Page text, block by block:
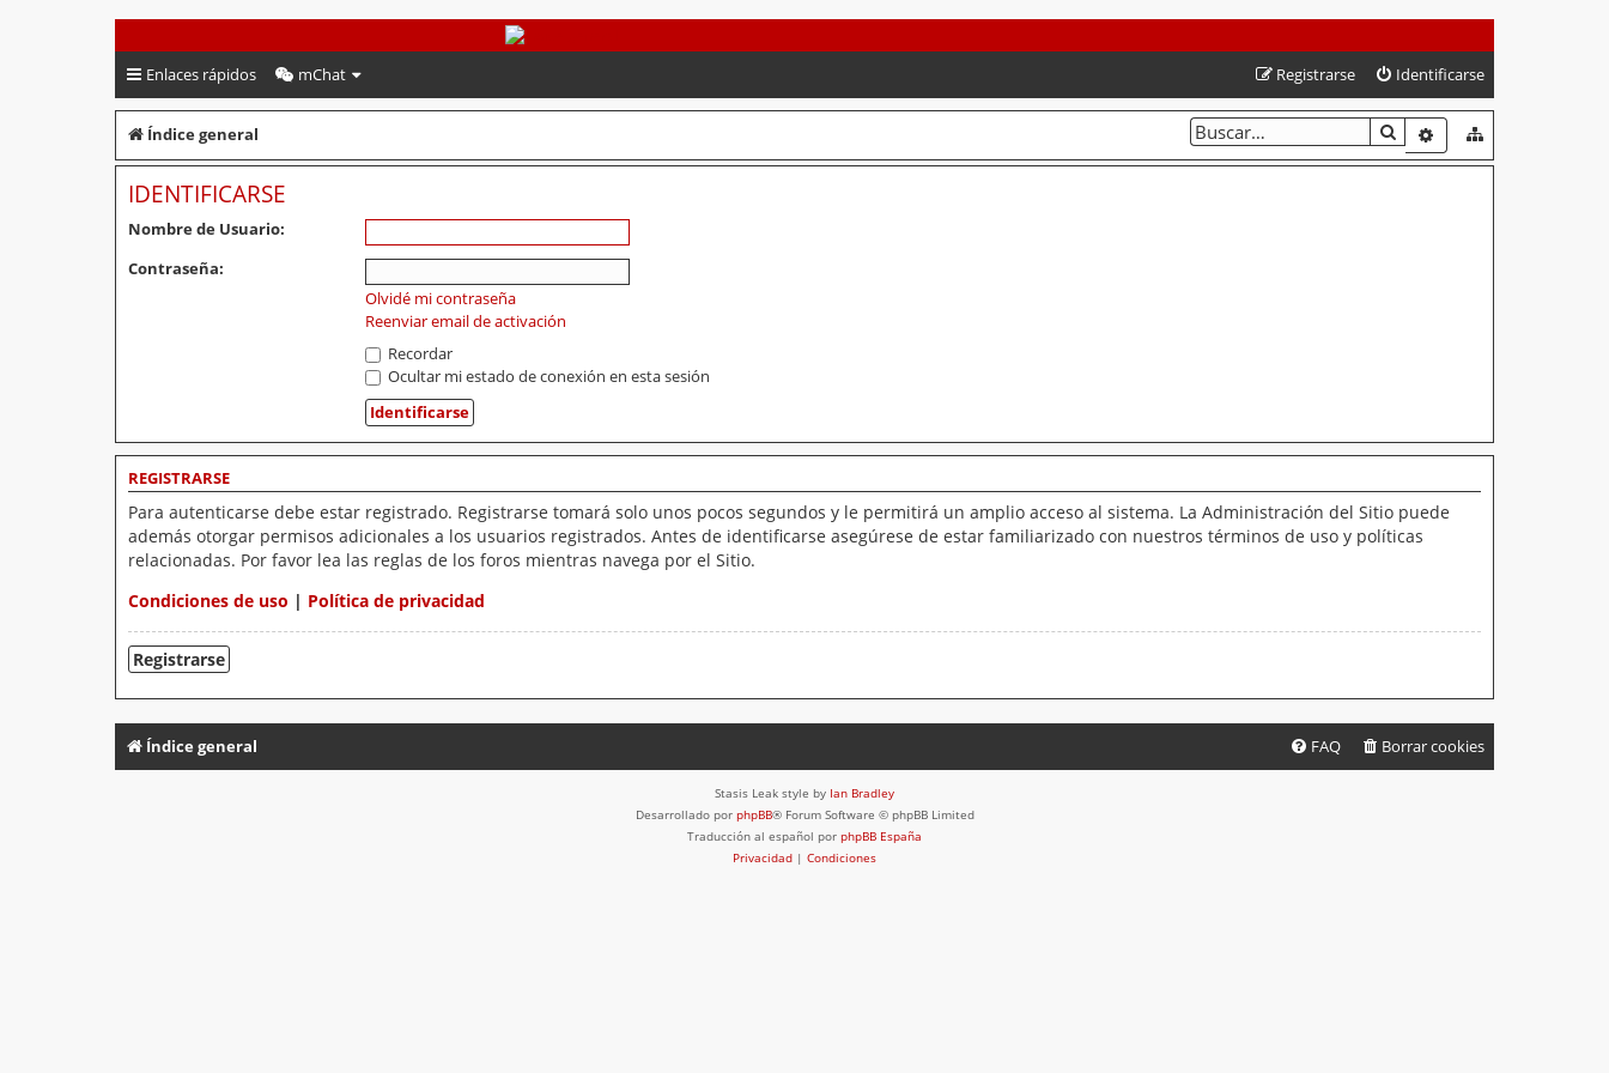
PeruVoley.com
Enlaces rápidos mChat Identificarse
Registrarse
Índice general BUSCARBÚSQUEDA
IDENTIFICARSE
Nombre de Usuario:
Contraseña:
Olvidé mi contraseña
Reenviar email de activación
Recordar
Ocultar mi estado de conexión en esta sesión
REGISTRARSE
Para autenticarse debe estar registrado. Registrarse tomará solo unos pocos segundos y le permitirá un amplio acceso al sistema. La Administración del Sitio puede
además otorgar permisos adicionales a los usuarios registrados. Antes de identificarse asegúrese de estar familiarizado con nuestros términos de uso y políticas
relacionadas. Por favor lea las reglas de los foros mientras navega por el Sitio.
Condiciones de uso | Política de privacidad
Registrarse
Índice general Borrar cookies
FAQ
Stasis Leak style by Ian Bradley
Desarrollado por phpBB® Forum Software © phpBB Limited
Traducción al español por phpBB España
Privacidad | Condiciones